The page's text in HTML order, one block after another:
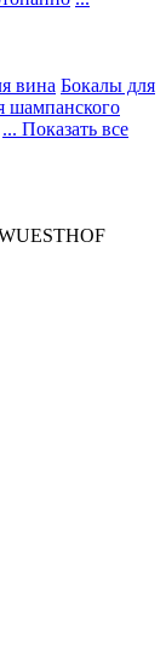
вина Бокалы для
шампанского
... Показать все